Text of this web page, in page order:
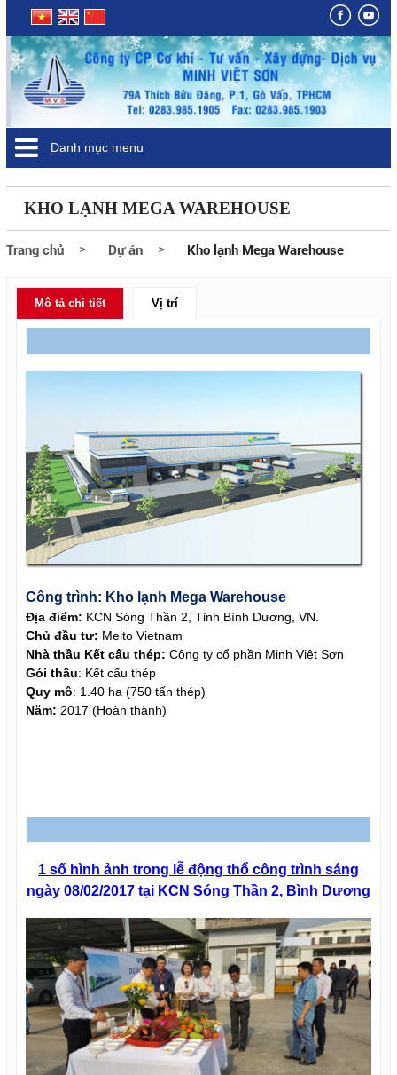
Danh mục menu
KHO LẠNH MEGA WAREHOUSE
Trang chủ Dự án Kho lạnh Mega Warehouse
Mô tả chi tiết Vị trí
Công trình: Kho lạnh Mega Warehouse
Địa điểm: KCN Sóng Thần 2, Tỉnh Bình Dương, VN.
Chủ đầu tư: Meito Vietnam
Nhà thầu Kết cấu thép: Công ty cổ phần Minh Việt Sơn
Gói thầu: Kết cấu thép
Quy mô: 1.40 ha (750 tấn thép)
Năm: 2017 (Hoàn thành)
1 số hình ảnh trong lễ động thổ công trình sáng
ngày 08/02/2017 tại KCN Sóng Thần 2, Bình Dương